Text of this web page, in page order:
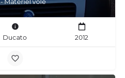
Ducato 2012